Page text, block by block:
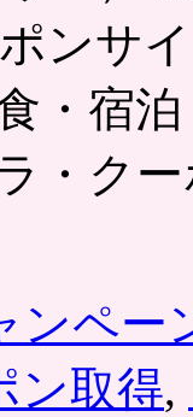
ンサ
・宿
・ク
ンペー
ン取得,